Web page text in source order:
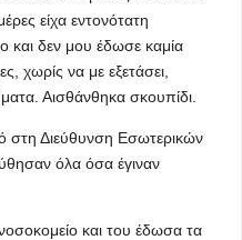
είχα εντονότατη
και δεν μου έδωσε καμία
χωρίς να με εξετάσει,
Αισθάνθηκα σκουπίδι.
στη Διεύθυνση Εσωτερικών
όλα όσα έγιναν
και του έδωσα τα